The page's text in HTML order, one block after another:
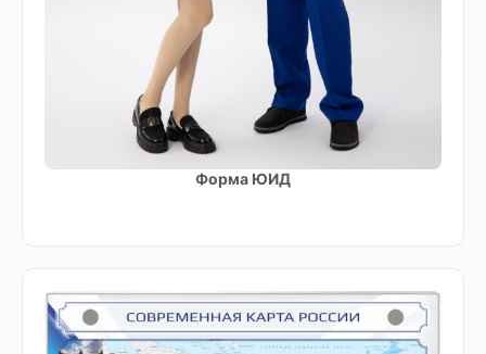
Форма ЮИД